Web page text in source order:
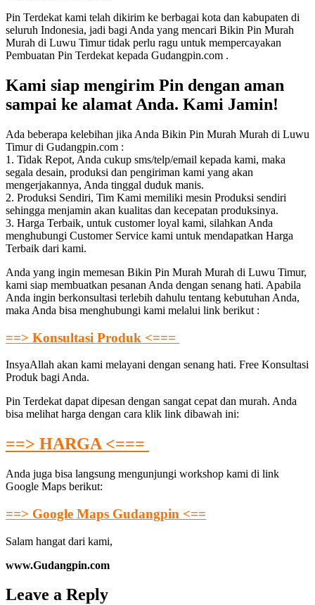
Pin Terdekat kami telah dikirim ke berbagai kota dan kabupaten di
seluruh Indonesia, jadi bagi Anda yang mencari Bikin Pin Murah
Murah di Luwu Timur tidak perlu ragu untuk mempercayakan
Pembuatan Pin Terdekat kepada Gudangpin.com .
Kami siap mengirim Pin dengan aman
sampai ke alamat Anda. Kami Jamin!
Ada beberapa kelebihan jika Anda Bikin Pin Murah Murah di Luwu
Timur di Gudangpin.com :
1. Tidak Repot, Anda cukup sms/telp/email kepada kami, maka
segala desain, produksi dan pengiriman kami yang akan
mengerjakannya, Anda tinggal duduk manis.
2. Produksi Sendiri, Tim Kami memiliki mesin Produksi sendiri
sehingga menjamin akan kualitas dan kecepatan produksinya.
3. Harga Terbaik, untuk customer loyal kami, silahkan Anda
menghubungi Customer Service kami untuk mendapatkan Harga
Terbaik dari kami.
Anda yang ingin memesan Bikin Pin Murah Murah di Luwu Timur,
kami siap membuatkan pesanan Anda dengan senang hati. Apabila
Anda ingin berkonsultasi terlebih dahulu tentang kebutuhan Anda,
maka Anda bisa menghubungi kami melalui link berikut :
==> Konsultasi Produk <===
InsyaAllah akan kami melayani dengan senang hati. Free Konsultasi
Produk bagi Anda.
Pin Terdekat dapat dipesan dengan sangat cepat dan murah. Anda
bisa melihat harga dengan cara klik link dibawah ini:
==> HARGA <===
Anda juga bisa langsung mengunjungi workshop kami di link
Google Maps berikut:
==> Google Maps Gudangpin <==
Salam hangat dari kami,
www.Gudangpin.com
Leave a Reply